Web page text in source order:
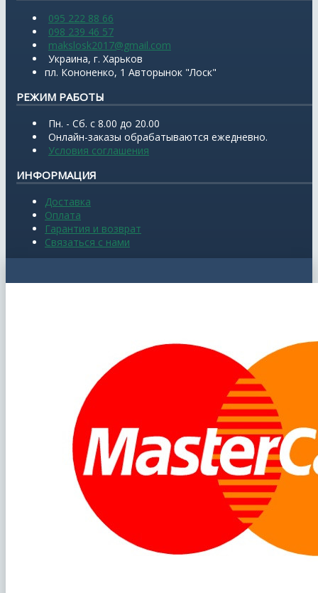
095 222 88 66
098 239 46 57
makslosk2017@gmail.com
Украина, г. Харьков
пл. Кононенко, 1 Авторынок "Лоск"
РЕЖИМ РАБОТЫ
Пн. - Сб. с 8.00 до 20.00
Онлайн-заказы обрабатываются ежедневно.
Условия соглашения
ИНФОРМАЦИЯ
Доставка
Оплата
Гарантия и возврат
Связаться с нами